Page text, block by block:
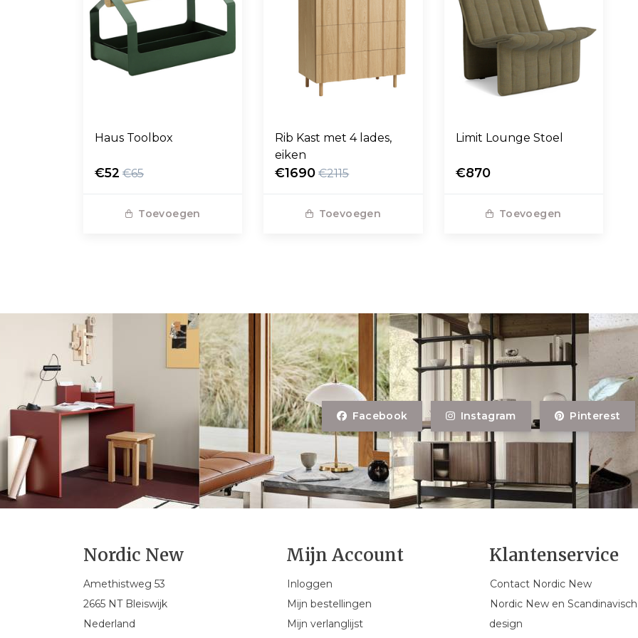
Haus Toolbox
€52 €65
Toevoegen
Rib Kast met 4 lades,
eiken
€1690 €2115
Toevoegen
Limit Lounge Stoel
€870
Toevoegen
Facebook Instagram Pinterest
Nordic New
Amethistweg 53
2665 NT Bleiswijk
Nederland
Mijn Account
Inloggen
Mijn bestellingen
Mijn verlanglijst
Klantenservice
Contact Nordic New
Nordic New en Scandinavisch
design